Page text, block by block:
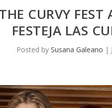
CURVY
FESTEJA LAS
Posted by Susana Galeano |